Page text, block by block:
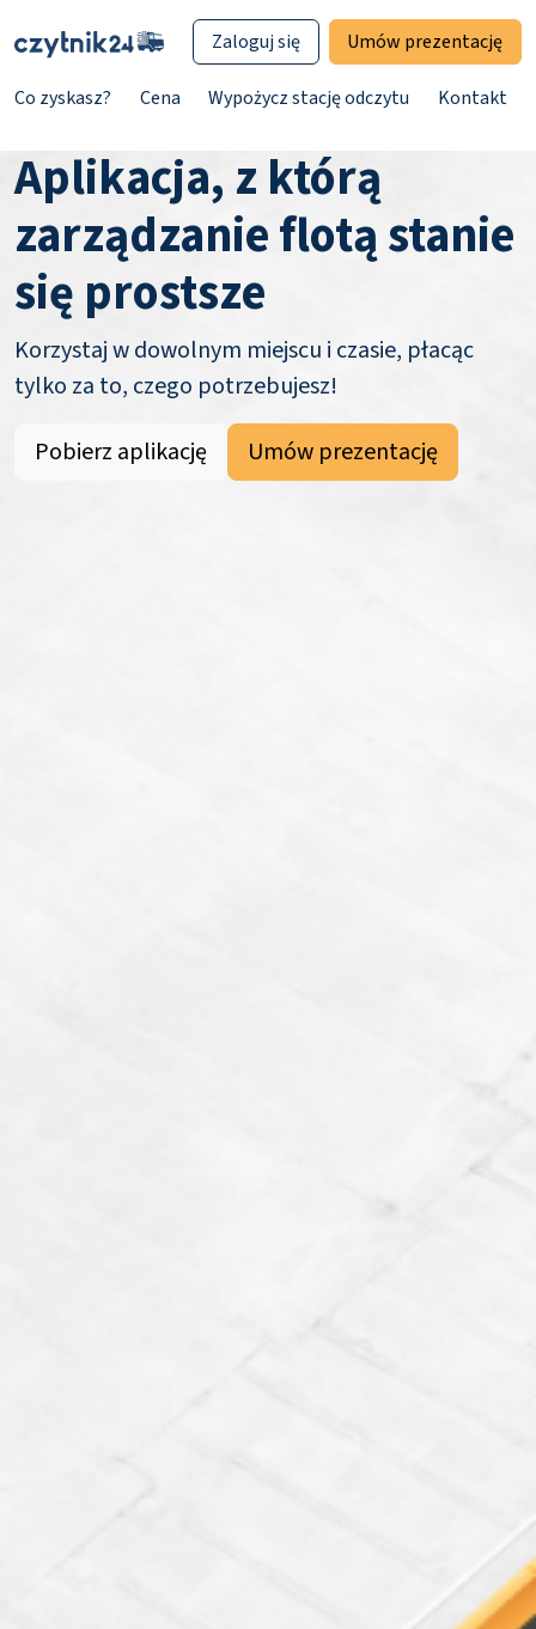
Co zyskasz? Cena Wypożycz stację odczytu Kontakt
Zaloguj się Umów prezentację
Aplikacja, z którą
zarządzanie flotą stanie
się prostsze
Korzystaj w dowolnym miejscu i czasie, płacąc
tylko za to, czego potrzebujesz!
Pobierz aplikację
Umów prezentację